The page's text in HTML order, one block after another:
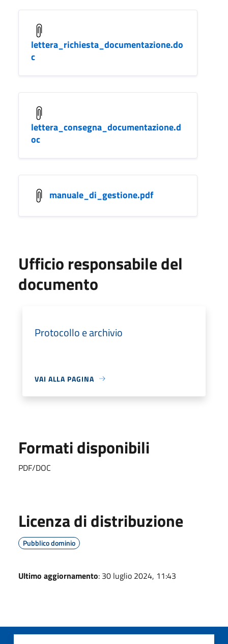
lettera_richiesta_documentazione.do
c
lettera_consegna_documentazione.d
oc
manuale_di_gestione.pdf
Ufficio responsabile del
documento
Protocollo e archivio
VAI ALLA PAGINA
Formati disponibili
PDF/DOC
Licenza di distribuzione
Pubblico dominio
Ultimo aggiornamento: 30 luglio 2024, 11:43